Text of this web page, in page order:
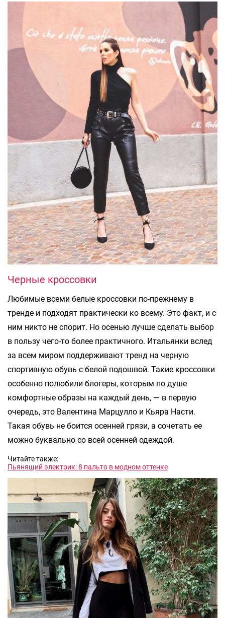
Черные кроссовки
Любимые всеми белые кроссовки по-прежнему в
тренде и подходят практически ко всему. Это факт, и с
ним никто не спорит. Но осенью лучше сделать выбор
в пользу чего-то более практичного. Итальянки вслед
за всем миром поддерживают тренд на черную
спортивную обувь с белой подошвой. Такие кроссовки
особенно полюбили блогеры, которым по душе
комфортные образы на каждый день, — в первую
очередь, это Валентина Марцулло и Кьяра Насти.
Такая обувь не боится осенней грязи, а сочетать ее
можно буквально со всей осенней одеждой.
Читайте также:
Пьянящий электрик: 8 пальто в модном оттенке